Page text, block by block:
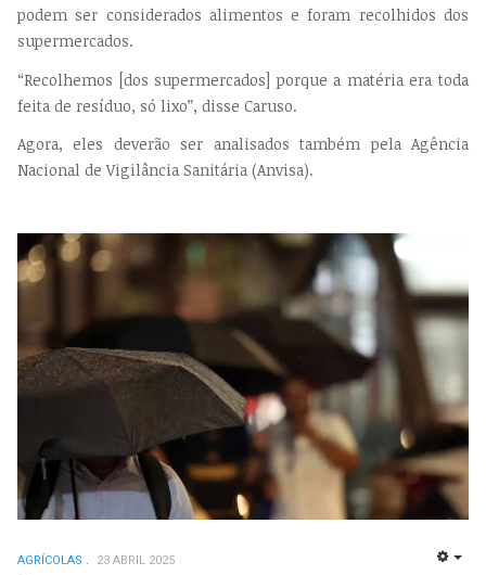
podem ser considerados alimentos e foram recolhidos dos
supermercados.
“Recolhemos [dos supermercados] porque a matéria era toda
feita de resíduo, só lixo”, disse Caruso.
Agora, eles deverão ser analisados também pela Agência
Nacional de Vigilância Sanitária (Anvisa).
AGRÍCOLAS 23 ABRIL 2025